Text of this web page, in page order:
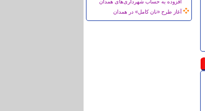
افزوده به حساب شهرداری‌های همدان
آغاز طرح «نان کامل» در همدان